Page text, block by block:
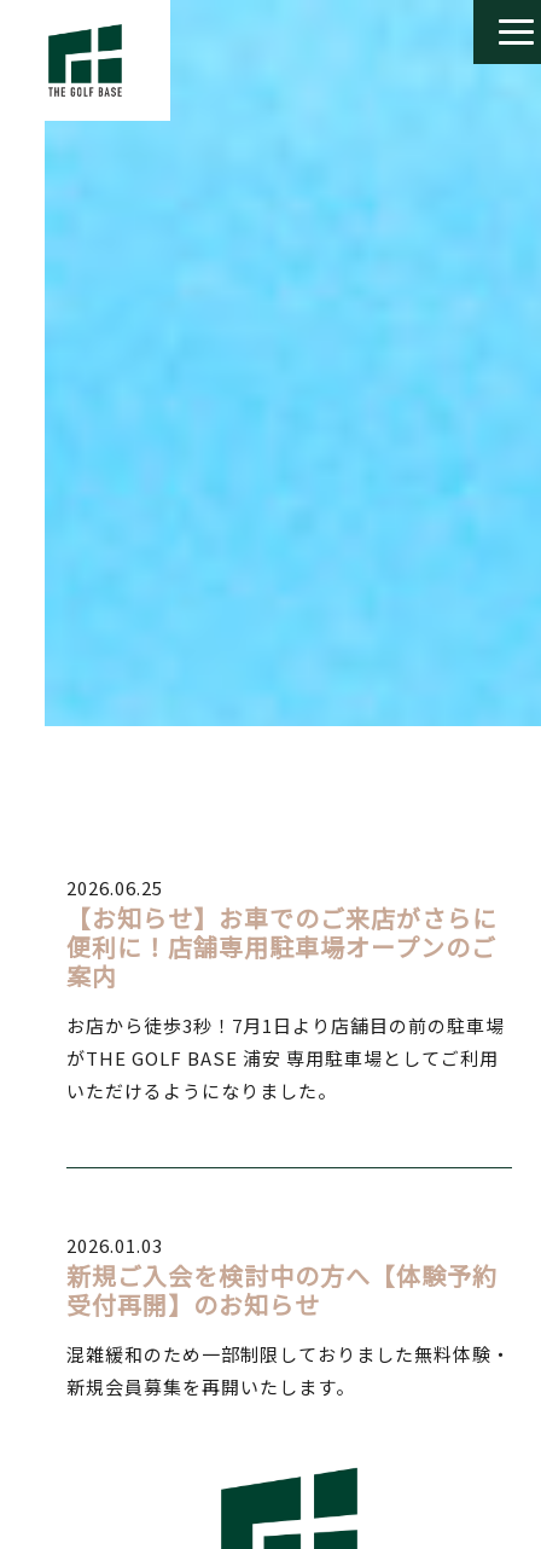
2026.06.25
【お知らせ】お車でのご来店がさらに
便利に！店舗専用駐車場オープンのご
案内
お店から徒歩3秒！7月1日より店舗目の前の駐車場
がTHE GOLF BASE 浦安 専用駐車場としてご利用
いただけるようになりました。
2026.01.03
新規ご入会を検討中の方へ【体験予約
受付再開】のお知らせ
混雑緩和のため一部制限しておりました無料体験・
新規会員募集を再開いたします。